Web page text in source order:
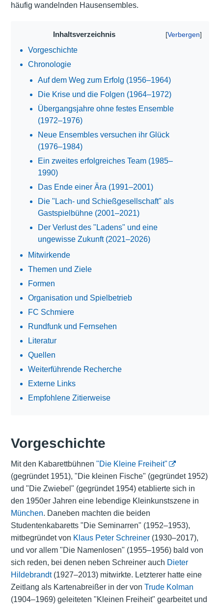
häufig wandelnden Hausensembles.
Inhaltsverzeichnis
Vorgeschichte
Chronologie
Auf dem Weg zum Erfolg (1956–1964)
Die Krise und die Folgen (1964–1972)
Übergangsjahre ohne festes Ensemble
(1972–1976)
Neue Ensembles versuchen ihr Glück
(1976–1984)
Ein zweites erfolgreiches Team (1985–
1990)
Das Ende einer Ära (1991–2001)
Die "Lach- und Schießgesellschaft" als
Gastspielbühne (2001–2021)
Der Verlust des "Ladens" und eine
ungewisse Zukunft (2021–2026)
Mitwirkende
Themen und Ziele
Formen
Organisation und Spielbetrieb
FC Schmiere
Rundfunk und Fernsehen
Literatur
Quellen
Weiterführende Recherche
Externe Links
Empfohlene Zitierweise
Vorgeschichte
Mit den Kabarettbühnen "Die Kleine Freiheit"
(gegründet 1951), "Die kleinen Fische" (gegründet 1952)
und "Die Zwiebel" (gegründet 1954) etablierte sich in
den 1950er Jahren eine lebendige Kleinkunstszene in
München. Daneben machten die beiden
Studentenkabaretts "Die Seminarren" (1952–1953),
mitbegründet von Klaus Peter Schreiner(1930–2017),
und vor allem "Die Namenlosen" (1955–1956) bald von
sich reden, bei denen neben Schreiner auch Dieter
Hildebrandt(1927–2013) mitwirkte. Letzterer hatte eine
Zeitlang als Kartenabreißer in der von Trude Kolman
(1904–1969) geleiteten "Kleinen Freiheit" gearbeitet und